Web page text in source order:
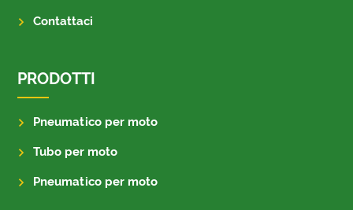
Contattaci
PRODOTTI
Pneumatico per moto
Tubo per moto
Pneumatico per moto